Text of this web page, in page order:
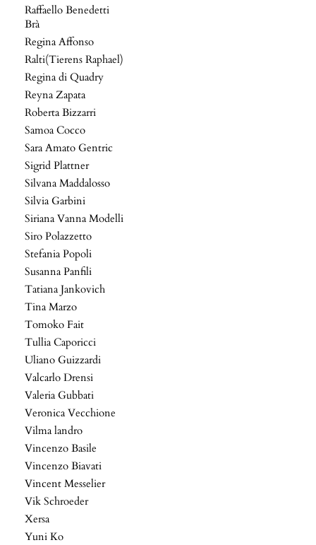
Raffaello Benedetti
Brà
Regina Affonso
Ralti(Tierens Raphael)
Regina di Quadry
Reyna Zapata
Roberta Bizzarri
Samoa Cocco
Sara Amato Gentric
Sigrid Plattner
Silvana Maddalosso
Silvia Garbini
Siriana Vanna Modelli
Siro Polazzetto
Stefania Popoli
Susanna Panfili
Tatiana Jankovich
Tina Marzo
Tomoko Fait
Tullia Caporicci
Uliano Guizzardi
Valcarlo Drensi
Valeria Gubbati
Veronica Vecchione
Vilma landro
Vincenzo Basile
Vincenzo Biavati
Vincent Messelier
Vik Schroeder
Xersa
Yuni Ko